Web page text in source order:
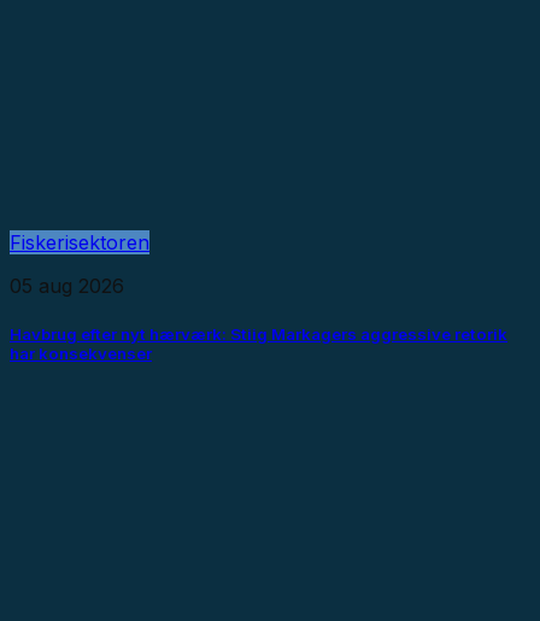
Fiskerisektoren
05 aug 2026
Havbrug efter nyt hærværk: Stiig Markagers aggressive retorik
har konsekvenser